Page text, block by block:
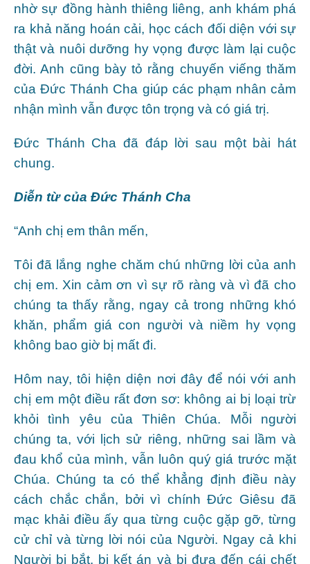
nhờ sự đồng hành thiêng liêng, anh khám phá
ra khả năng hoán cải, học cách đối diện với sự
thật và nuôi dưỡng hy vọng được làm lại cuộc
đời. Anh cũng bày tỏ rằng chuyến viếng thăm
của Đức Thánh Cha giúp các phạm nhân cảm
nhận mình vẫn được tôn trọng và có giá trị.
Đức Thánh Cha đã đáp lời sau một bài hát
chung.
Diễn từ của Đức Thánh Cha
“Anh chị em thân mến,
Tôi đã lắng nghe chăm chú những lời của anh
chị em. Xin cảm ơn vì sự rõ ràng và vì đã cho
chúng ta thấy rằng, ngay cả trong những khó
khăn, phẩm giá con người và niềm hy vọng
không bao giờ bị mất đi.
Hôm nay, tôi hiện diện nơi đây để nói với anh
chị em một điều rất đơn sơ: không ai bị loại trừ
khỏi tình yêu của Thiên Chúa. Mỗi người
chúng ta, với lịch sử riêng, những sai lầm và
đau khổ của mình, vẫn luôn quý giá trước mặt
Chúa. Chúng ta có thể khẳng định điều này
cách chắc chắn, bởi vì chính Đức Giêsu đã
mạc khải điều ấy qua từng cuộc gặp gỡ, từng
cử chỉ và từng lời nói của Người. Ngay cả khi
Người bị bắt, bị kết án và bị đưa đến cái chết